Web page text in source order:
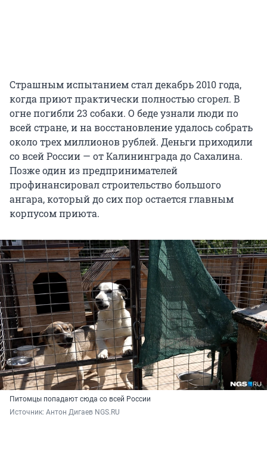
Страшным испытанием стал декабрь 2010 года,
когда приют практически полностью сгорел. В
огне погибли 23 собаки. О беде узнали люди по
всей стране, и на восстановление удалось собрать
около трех миллионов рублей. Деньги приходили
со всей России — от Калининграда до Сахалина.
Позже один из предпринимателей
профинансировал строительство большого
ангара, который до сих пор остается главным
корпусом приюта.
Питомцы попадают сюда со всей России
Источник: Антон Дигаев NGS.RU